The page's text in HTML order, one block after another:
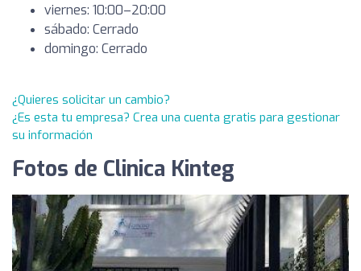
viernes: 10:00–20:00
sábado: Cerrado
domingo: Cerrado
¿Quieres solicitar un cambio?
¿Es esta tu empresa? Crea una cuenta gratis para gestionar
su información
Fotos de Clinica Kinteg